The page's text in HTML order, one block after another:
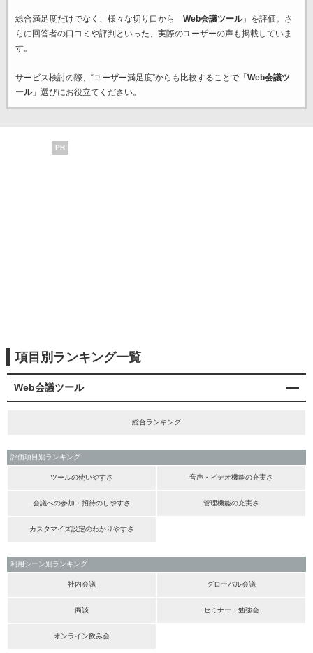
総合満足度だけでなく、様々な切り口から「 Web会議ツール」を評価。さ
らに回答者の口コミや評判といった、実際のユーザーの声も掲載していま
す。
サービス検討の際、“ユーザー満足度”からも比較することで「 Web会議ツ
ール」選びにお役立てください。
PR
項目別ランキング一覧
Web会議ツール
総合ランキング
評価項目別ランキング
ツールの使いやすさ 音声・ビデオ機能の充実さ
会議への参加・招待のしやすさ 管理機能の充実さ
カスタマイズ設定のわかりやすさ
利用シーン別ランキング
社内会議 グローバル会議
商談 セミナー・勉強会
オンライン飲み会